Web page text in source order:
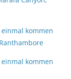
kommen
kommen